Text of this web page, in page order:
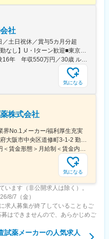
修を予定しております。（遠方の
扱い製品数は多いですが、支店配
業務習得していただくため、業
るよう研修体制を整えておりま
社
土日祝休／賞与5カ月分超
【東京・横浜・京都・大阪／転勤なし】U・Iターン歓迎■東京営業所東京都新宿区百人町2-19-13＜アクセス＞JR「新大久保駅」から徒歩6分■横浜営業所神奈川県横浜市中区太田町6-84-2 大樹生命横浜桜木町ビル1F＜アクセス＞横浜高速鉄道「馬車道駅」から徒歩3分JR「桜木町駅」から徒歩7分■本社営業所（京都市）京都市中京区二条通烏丸西入東玉屋町498＜アクセス＞地下鉄 烏丸線「烏丸御池駅」から徒歩5分■大阪営業所大阪府吹田市出口町4-1＜アクセス＞JR「吹田駅」から徒歩8分※原則、転居を伴う転勤はありません。※受動喫煙対策：屋内全面禁煙（屋上に喫煙スペースあり）
年収780万円／38歳 課長職 経験16年 年収550万円／30歳 ルート営業職 経験8年
気になる
株式会社
界No.1メーカー/福利厚生充実
＜勤務地詳細＞本社住所：大阪府大阪市中央区道修町3-1-2 勤務地最寄駅：地下鉄御堂筋線／淀屋橋駅受動喫煙対策：屋内全面禁煙変更の範囲：会社の定める事業所（リモートワーク含む）
＜予定年収＞500万円～950万円＜賃金形態＞月給制＜賃金内訳＞月額（基本給）：270,000円～530,000円＜月給＞270,000円～530,000円＜昇給有無＞有＜残業手当＞有＜給与補足＞■昇給：年1回■賞与：年2回賃金はあくまでも目安の金額であり、選考を通じて上下する可能性があります。月給(月額)は固定手当を含めた表記です。
気になる
います（非公開求人は除く）。
8/7（金）
求人募集が終了していることもご
はできませんので、あらかじめご
試薬メーカーの人気求人